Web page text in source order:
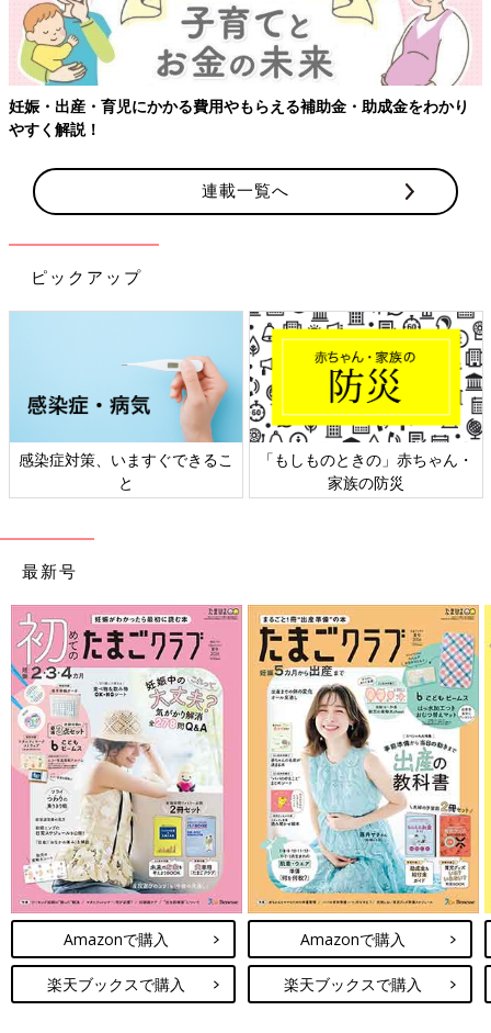
妊娠・出産・育児にかかる費用やもらえる補助金・助成金をわかり
やすく解説！
連載一覧へ
ピックアップ
感染症対策、いますぐできるこ
と
「もしものときの」赤ちゃん・
家族の防災
最新号
Amazonで購入
楽天ブックスで購入
Amazonで購入
楽天ブックスで購入